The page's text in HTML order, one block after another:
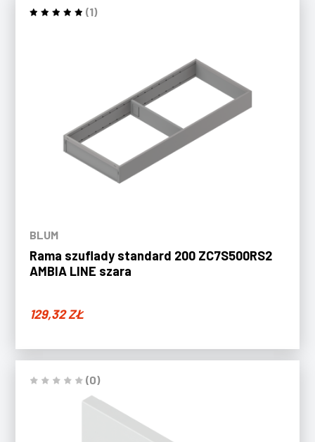
(1)
BLUM
Rama szuflady standard 200 ZC7S500RS2
AMBIA LINE szara
129,32ZŁ
(0)